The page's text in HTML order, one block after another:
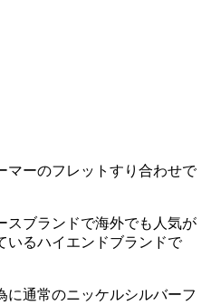
マーのフレットすり合わせで
スブランドで海外でも人気が
いるハイエンドブランドで
に通常のニッケルシルバーフ